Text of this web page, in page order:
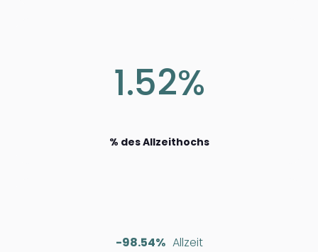
1.52%
% des Allzeithochs
-98.54% Allzeit